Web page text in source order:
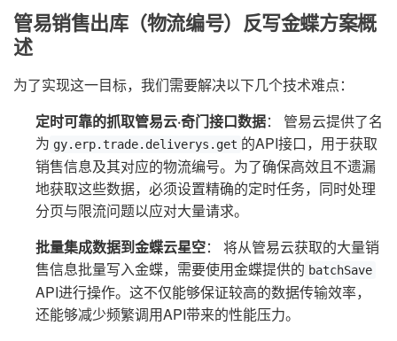
管易销售出库（物流编号）反写金蝶方案概
述
为了实现这一目标，我们需要解决以下几个技术难点：
定时可靠的抓取管易云·奇门接口数据： 管易云提供了名
为 gy.erp.trade.deliverys.get 的API接口，用于获取
销售信息及其对应的物流编号。为了确保高效且不遗漏
地获取这些数据，必须设置精确的定时任务，同时处理
分页与限流问题以应对大量请求。
批量集成数据到金蝶云星空： 将从管易云获取的大量销
售信息批量写入金蝶，需要使用金蝶提供的 batchSave
API进行操作。这不仅能够保证较高的数据传输效率，
还能够减少频繁调用API带来的性能压力。